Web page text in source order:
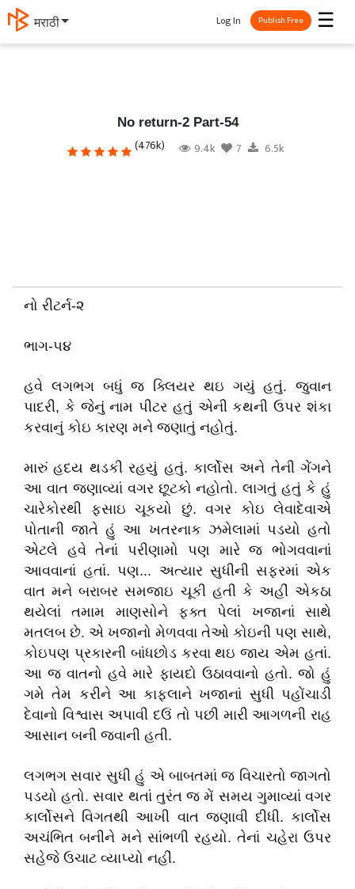
मराठी ☰
Log In Publish Free
No return-2 Part-54
(476k) 9.4k 7 6.5k
નો રીટર્ન-૨
ભાગ-૫૪
હવે લગભગ બધું જ ક્લિયર થઇ ગયું હતું. જુવાન
પાદરી, કે જેનું નામ પીટર હતું એની કથની ઉપર શંકા
કરવાનું કોઇ કારણ મને જણાતું નહોતું.
મારું હદય થડકી રહયું હતું. કાર્લોસ અને તેની ગેંગને
આ વાત જણાવ્યાં વગર છૂટકો નહોતો. લાગતું હતું કે હું
ચારેકોરથી ફસાઇ ચૂકયો છું. વગર કોઇ લેવાદેવાએ
પોતાની જાતે હું આ ખતરનાક ઝમેલામાં પડયો હતો
એટલે હવે તેનાં પરીણામો પણ મારે જ ભોગવવાનાં
આવવાનાં હતાં. પણ... અત્યાર સુધીની સફરમાં એક
વાત મને બરાબર સમજાઇ ચૂકી હતી કે અહીં એકઠા
થયેલાં તમામ માણસોને ફક્ત પેલાં ખજાનાં સાથે
મતલબ છે. એ ખજાનો મેળવવા તેઓ કોઇની પણ સાથે,
કોઇપણ પ્રકારની બાંધછોડ કરવા થઇ જાય એમ હતાં.
આ જ વાતનો હવે મારે ફાયદો ઉઠાવવાનો હતો. જો હું
ગમે તેમ કરીને આ કાફલાને ખજાનાં સુધી પહોંચાડી
દેવાનો વિશ્વાસ અપાવી દઉં તો પછી મારી આગળની રાહ
આસાન બની જવાની હતી.
લગભગ સવાર સુધી હું એ બાબતમાં જ વિચારતો જાગતો
પડયો હતો. સવાર થતાં તુરંત જ મેં સમય ગુમાવ્યાં વગર
કાર્લોસને વિગતથી આખી વાત જણાવી દીધી. કાર્લોસ
અચંભિત બનીને મને સાંભળી રહયો. તેનાં ચહેરા ઉપર
સહેજે ઉચાટ વ્યાપ્યો નહીં.